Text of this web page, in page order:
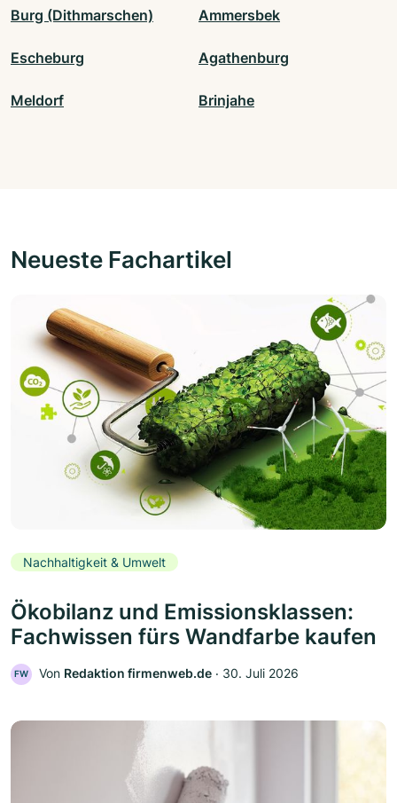
Burg (Dithmarschen) Ammersbek
Escheburg Agathenburg
Meldorf Brinjahe
Neueste Fachartikel
Nachhaltigkeit & Umwelt
Ökobilanz und Emissionsklassen:
Fachwissen fürs Wandfarbe kaufen
FW Von Redaktion firmenweb.de ‧ 30. Juli 2026